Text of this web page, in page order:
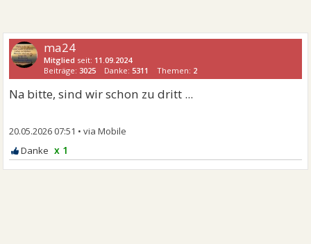
ma24
Mitglied seit: 11.09.2024
Beiträge:3025 Danke:5311 Themen: 2
Na bitte, sind wir schon zu dritt ...
20.05.2026 07:51 •
x 1